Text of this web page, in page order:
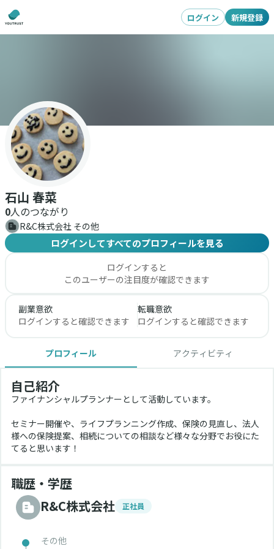
ログイン 新規登録
石山 春菜
0人のつながり
R&C株式会社 その他
ログインしてすべてのプロフィールを見る
ログインすると
このユーザーの注目度が確認できます
副業意欲
ログインすると確認できます
転職意欲
ログインすると確認できます
プロフィール アクティビティ
自己紹介
ファイナンシャルプランナーとして活動しています。
セミナー開催や、ライフプランニング作成、保険の見直し、法人
様への保険提案、相続についての相談など様々な分野でお役にた
てると思います！
職歴・学歴
R&C株式会社
正社員
その他